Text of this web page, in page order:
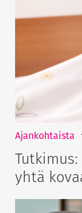
Ajankohtaista
yhtä